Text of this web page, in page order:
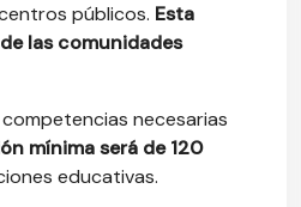
públicos. Esta
las comunidades
necesarias
mínima será de 120
educativas.